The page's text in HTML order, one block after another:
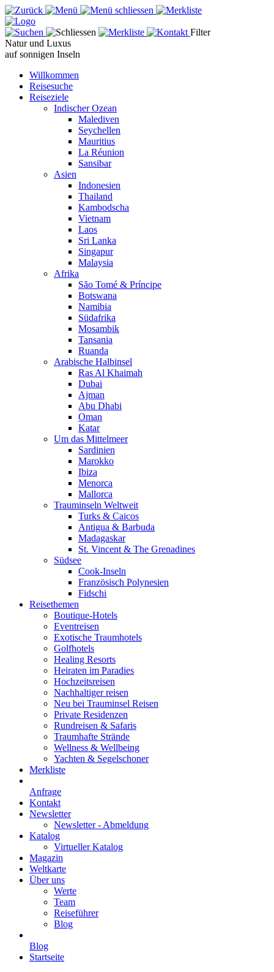
Filter
Natur und Luxus
auf sonnigen Inseln
Willkommen
Reisesuche
Reiseziele
Indischer Ozean
Malediven
Seychellen
Mauritius
La Réunion
Sansibar
Asien
Indonesien
Thailand
Kambodscha
Vietnam
Laos
Sri Lanka
Singapur
Malaysia
Afrika
São Tomé & Príncipe
Botswana
Namibia
Südafrika
Mosambik
Tansania
Ruanda
Arabische Halbinsel
Ras Al Khaimah
Dubai
Ajman
Abu Dhabi
Oman
Katar
Um das Mittelmeer
Sardinien
Marokko
Ibiza
Menorca
Mallorca
Trauminseln Weltweit
Turks & Caicos
Antigua & Barbuda
Madagaskar
St. Vincent & The Grenadines
Südsee
Cook-Inseln
Französisch Polynesien
Fidschi
Reisethemen
Boutique-Hotels
Eventreisen
Exotische Traumhotels
Golfhotels
Healing Resorts
Heiraten im Paradies
Hochzeitsreisen
Nachhaltiger reisen
Neu bei Trauminsel Reisen
Private Residenzen
Rundreisen & Safaris
Traumhafte Strände
Wellness & Wellbeing
Yachten & Segelschoner
Merkliste
Anfrage
Kontakt
Newsletter
Newsletter - Abmeldung
Katalog
Virtueller Katalog
Magazin
Weltkarte
Über uns
Werte
Team
Reiseführer
Blog
Blog
Startseite